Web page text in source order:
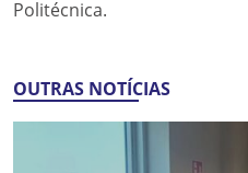
Politécnica.
OUTRAS NOTÍCIAS